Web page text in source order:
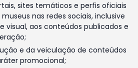
sites temáticos e perfis oficiais
nas redes sociais, inclusive
visual, aos conteúdos publicados e
e da veiculação de conteúdos
promocional;